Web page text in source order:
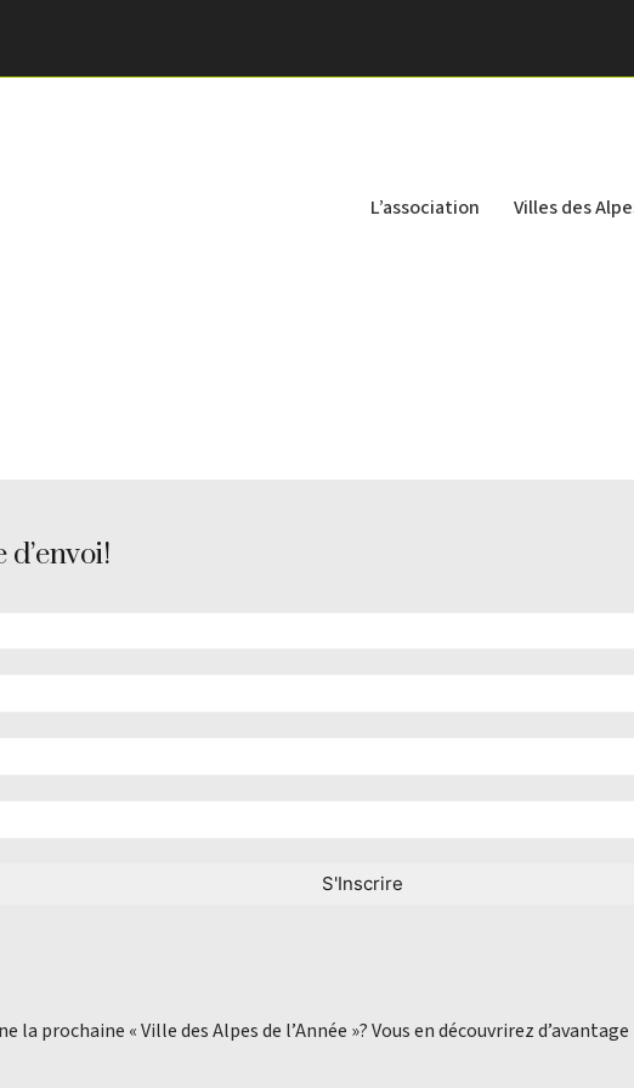
L’association Villes des
prochaine « Ville des Alpes de l’Année »? Vous en découvrirez d’avantage